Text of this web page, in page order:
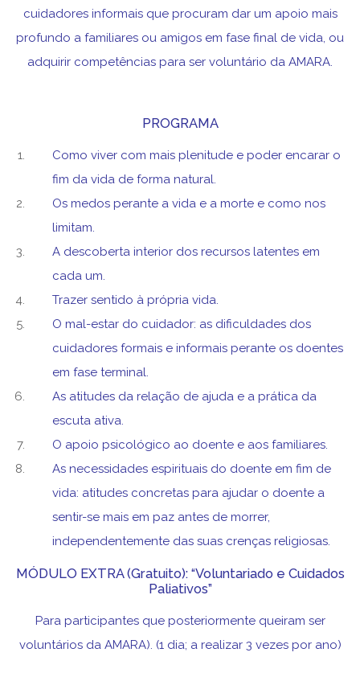
cuidadores informais que procuram dar um apoio mais
profundo a familiares ou amigos em fase final de vida, ou
adquirir competências para ser voluntário da AMARA.
PROGRAMA
Como viver com mais plenitude e poder encarar o
fim da vida de forma natural.
Os medos perante a vida e a morte e como nos
limitam.
A descoberta interior dos recursos latentes em
cada um.
Trazer sentido à própria vida.
O mal-estar do cuidador: as dificuldades dos
cuidadores formais e informais perante os doentes
em fase terminal.
As atitudes da relação de ajuda e a prática da
escuta ativa.
O apoio psicológico ao doente e aos familiares.
As necessidades espirituais do doente em fim de
vida: atitudes concretas para ajudar o doente a
sentir-se mais em paz antes de morrer,
independentemente das suas crenças religiosas.
MÓDULO EXTRA (Gratuito): “Voluntariado e Cuidados
Paliativos”
Para participantes que posteriormente queiram ser
voluntários da AMARA). (1 dia; a realizar 3 vezes por ano)